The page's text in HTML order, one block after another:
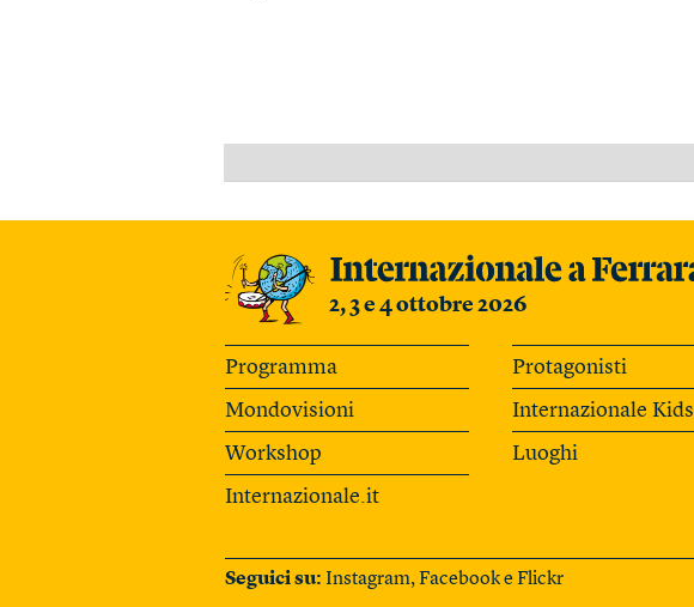
2, 3 e 4 ottobre 2026
Programma Protagonisti
Mondovisioni
Internazionale Kids
Workshop
Luoghi
Internazionale.it
Seguici su: Instagram,FacebookeFlickr